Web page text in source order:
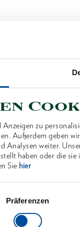
zu
Außerdem geben
Analysen weiter.
haben oder die
Sie hier
Präferenzen